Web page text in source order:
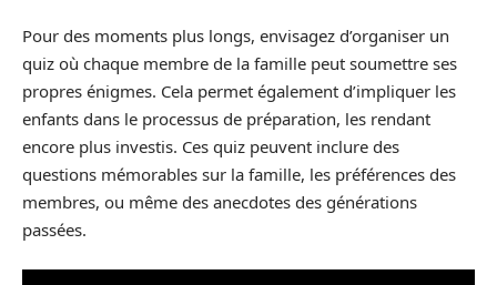
Pour des moments plus longs, envisagez d’organiser un
quiz où chaque membre de la famille peut soumettre ses
propres énigmes. Cela permet également d’impliquer les
enfants dans le processus de préparation, les rendant
encore plus investis. Ces quiz peuvent inclure des
questions mémorables sur la famille, les préférences des
membres, ou même des anecdotes des générations
passées.